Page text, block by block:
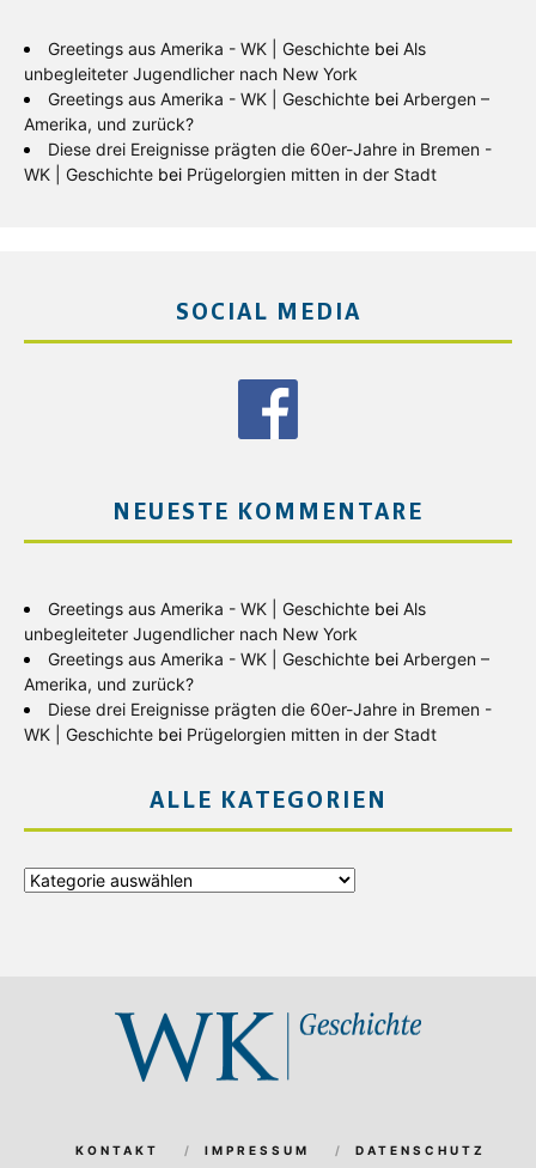
Greetings aus Amerika - WK | Geschichte bei Als
unbegleiteter Jugendlicher nach New York
Greetings aus Amerika - WK | Geschichte bei Arbergen –
Amerika, und zurück?
Diese drei Ereignisse prägten die 60er-Jahre in Bremen -
WK | Geschichte bei Prügelorgien mitten in der Stadt
SOCIAL MEDIA
NEUESTE KOMMENTARE
Greetings aus Amerika - WK | Geschichte bei Als
unbegleiteter Jugendlicher nach New York
Greetings aus Amerika - WK | Geschichte bei Arbergen –
Amerika, und zurück?
Diese drei Ereignisse prägten die 60er-Jahre in Bremen -
WK | Geschichte bei Prügelorgien mitten in der Stadt
ALLE KATEGORIEN
Alle
KONTAKT IMPRESSUM DATENSCHUTZ